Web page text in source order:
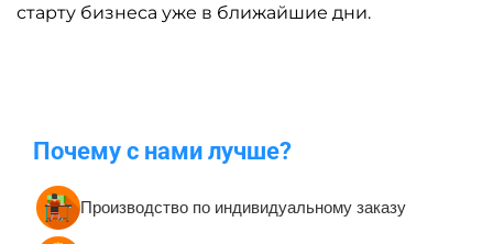
старту бизнеса уже в ближайшие дни.
Почему с нами лучше?
Производство по индивидуальному заказу